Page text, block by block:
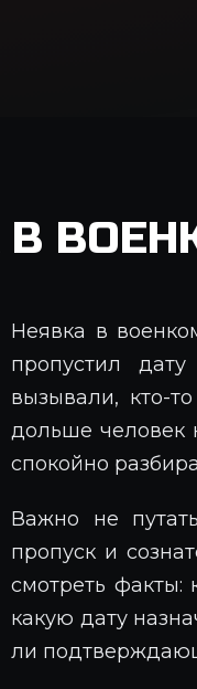
В
Неявка в
пропустил
вызывали, кто-
дольше человек
спокойно
Важно не
пропуск и
смотреть факты:
какую дату
ли